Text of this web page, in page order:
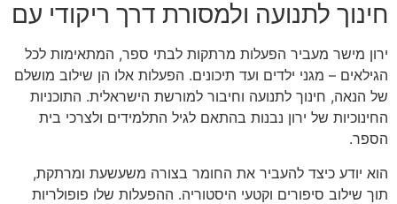
חינוך לתנועה ולמסורת דרך ריקודי עם
ירון מישר מעביר הפעלות מרתקות לבתי ספר, המתאימות לכל
הגילאים – מגני ילדים ועד תיכונים. הפעלות אלו הן שילוב מושלם
של הנאה, חינוך לתנועה וחיבור למורשת הישראלית. התוכניות
החינוכיות של ירון נבנות בהתאם לגיל התלמידים ולצרכי בית
הספר.
הוא יודע כיצד להעביר את החומר בצורה משעשעת ומרתקת,
תוך שילוב סיפורים וקטעי היסטוריה. ההפעלות שלו פופולריות